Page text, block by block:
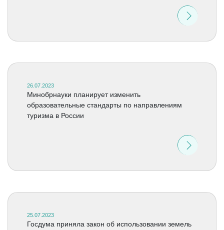
26.07.2023
Минобрнауки планирует изменить
образовательные стандарты по направлениям
туризма в России
25.07.2023
Госдума приняла закон об использовании земель